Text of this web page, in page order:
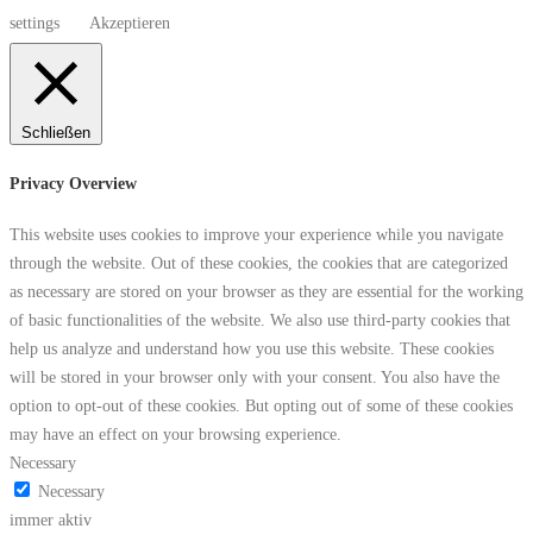
settings
Akzeptieren
Schließen
Privacy Overview
This website uses cookies to improve your experience while you navigate
through the website. Out of these cookies, the cookies that are categorized
as necessary are stored on your browser as they are essential for the working
of basic functionalities of the website. We also use third-party cookies that
help us analyze and understand how you use this website. These cookies
will be stored in your browser only with your consent. You also have the
option to opt-out of these cookies. But opting out of some of these cookies
may have an effect on your browsing experience.
Necessary
Necessary
immer aktiv